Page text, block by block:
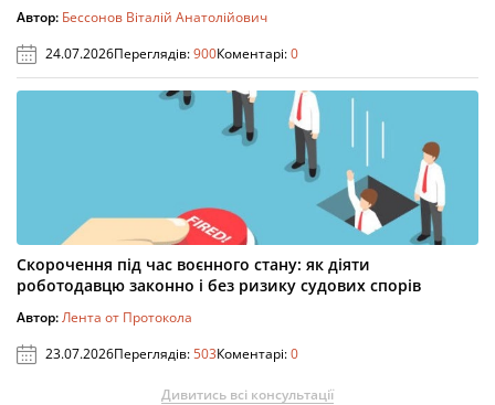
Автор: Бессонов Віталій Анатолійович
24.07.2026Переглядів:900Коментарі:0
Скорочення під час воєнного стану: як діяти
роботодавцю законно і без ризику судових спорів
Автор:Лента от Протокола
23.07.2026Переглядів:503Коментарі:0
Дивитись всі консультації